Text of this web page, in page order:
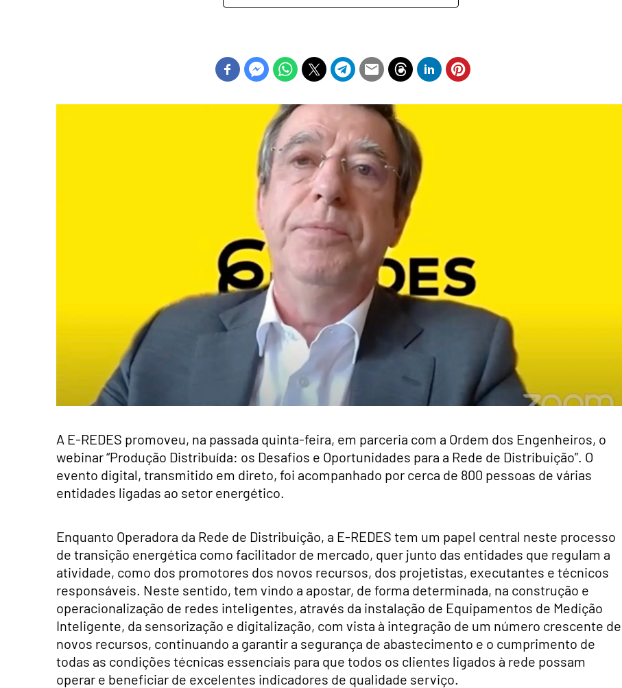
A E-REDES promoveu, na passada quinta-feira, em parceria com a Ordem dos Engenheiros, o
webinar “Produção Distribuída: os Desafios e Oportunidades para a Rede de Distribuição”. O
evento digital, transmitido em direto, foi acompanhado por cerca de 800 pessoas de várias
entidades ligadas ao setor energético.
Enquanto Operadora da Rede de Distribuição, a E-REDES tem um papel central neste processo
de transição energética como facilitador de mercado, quer junto das entidades que regulam a
atividade, como dos promotores dos novos recursos, dos projetistas, executantes e técnicos
responsáveis. Neste sentido, tem vindo a apostar, de forma determinada, na construção e
operacionalização de redes inteligentes, através da instalação de Equipamentos de Medição
Inteligente, da sensorização e digitalização, com vista à integração de um número crescente de
novos recursos, continuando a garantir a segurança de abastecimento e o cumprimento de
todas as condições técnicas essenciais para que todos os clientes ligados à rede possam
operar e beneficiar de excelentes indicadores de qualidade serviço.